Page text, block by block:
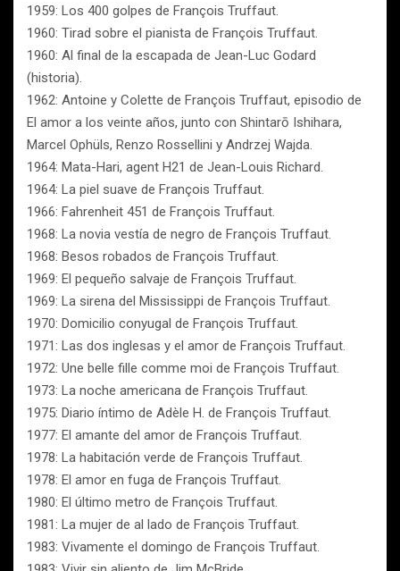
1959: Los 400 golpes de François Truffaut.
1960: Tirad sobre el pianista de François Truffaut.
1960: Al final de la escapada de Jean-Luc Godard
(historia).
1962: Antoine y Colette de François Truffaut, episodio de
El amor a los veinte años, junto con Shintarō Ishihara,
Marcel Ophüls, Renzo Rossellini y Andrzej Wajda.
1964: Mata-Hari, agent H21 de Jean-Louis Richard.
1964: La piel suave de François Truffaut.
1966: Fahrenheit 451 de François Truffaut.
1968: La novia vestía de negro de François Truffaut.
1968: Besos robados de François Truffaut.
1969: El pequeño salvaje de François Truffaut.
1969: La sirena del Mississippi de François Truffaut.
1970: Domicilio conyugal de François Truffaut.
1971: Las dos inglesas y el amor de François Truffaut.
1972: Une belle fille comme moi de François Truffaut.
1973: La noche americana de François Truffaut.
1975: Diario íntimo de Adèle H. de François Truffaut.
1977: El amante del amor de François Truffaut.
1978: La habitación verde de François Truffaut.
1978: El amor en fuga de François Truffaut.
1980: El último metro de François Truffaut.
1981: La mujer de al lado de François Truffaut.
1983: Vivamente el domingo de François Truffaut.